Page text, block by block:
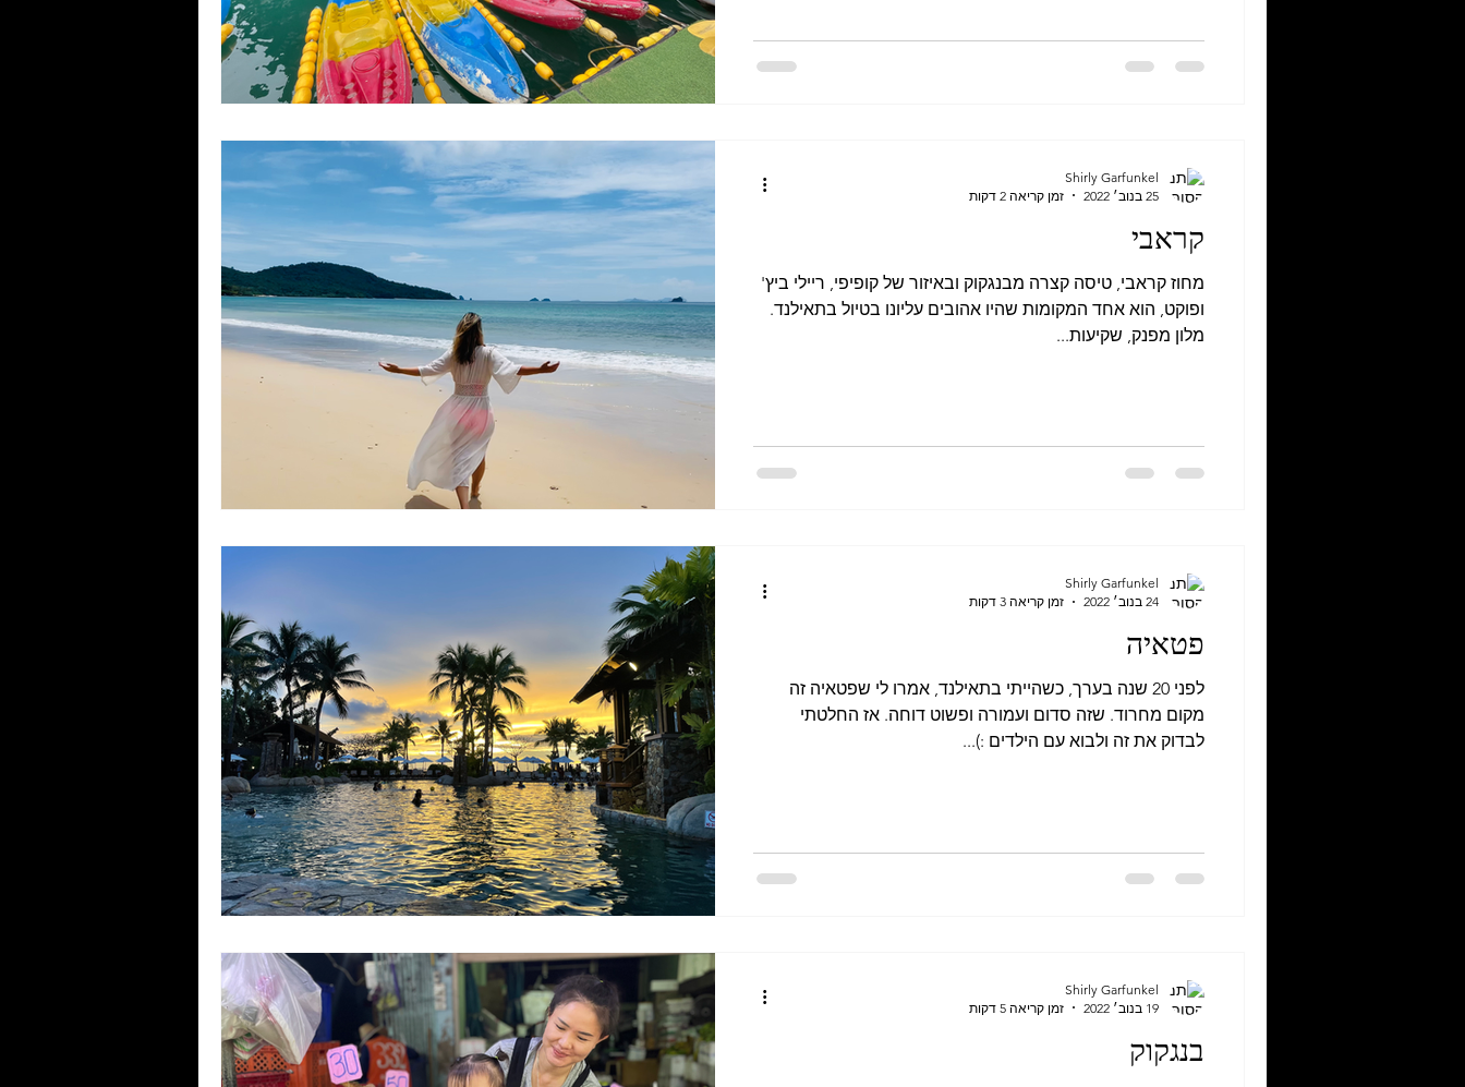
קראבי
מחוז קראבי, טיסה קצרה מבנגקוק ובאיזור של קופיפי, ריילי ביץ'
ופוקט, הוא אחד המקומות שהיו אהובים עליונו בטיול בתאילנד.
מלון מפנק, שקיעות...
Shirly Garfunkel
25 בנוב׳ 2022
זמן קריאה 2 דקות
פטאיה
לפני 20 שנה בערך, כשהייתי בתאילנד, אמרו לי שפטאיה זה
מקום מחרוד. שזה סדום ועמורה ופשוט דוחה. אז החלטתי
לבדוק את זה ולבוא עם הילדים :)...
Shirly Garfunkel
24 בנוב׳ 2022
זמן קריאה 3 דקות
בנגקוק
Shirly Garfunkel
19 בנוב׳ 2022
זמן קריאה 5 דקות